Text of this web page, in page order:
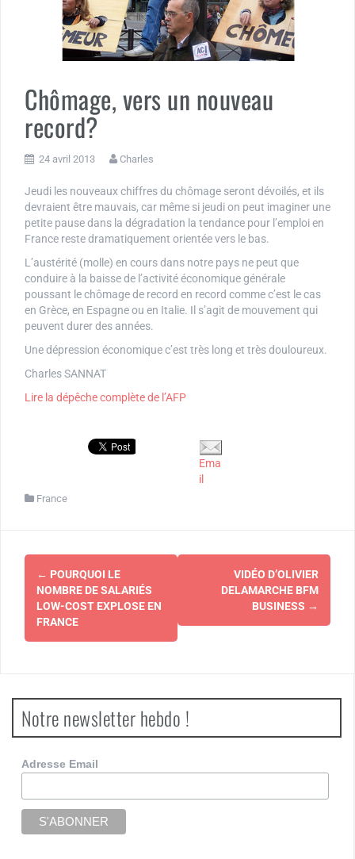
Chômage, vers un nouveau
record?
24 avril 2013 Charles
Jeudi les nouveaux chiffres du chômage seront dévoilés, et ils
devraient être mauvais, car même si jeudi on peut imaginer une
petite pause dans la dégradation la tendance pour l’emploi en
France reste dramatiquement orientée vers le bas.
L’austérité (molle) en cours dans notre pays ne peut que
conduire à la baisse de l’activité économique générale
poussant le chômage de record en record comme c’est le cas
en Grèce, en Espagne ou en Italie. Il s’agit de mouvement qui
peuvent durer des années.
Une dépression économique c’est très long et très douloureux.
Charles SANNAT
Lire la dépêche complète de l’AFP
Ema
il
France
Navigation
d'article
← POURQUOI LE
NOMBRE DE SALARIÉS
LOW-COST EXPLOSE EN
FRANCE
VIDÉO D’OLIVIER
DELAMARCHE BFM
BUSINESS →
Notre newsletter hebdo !
Adresse Email